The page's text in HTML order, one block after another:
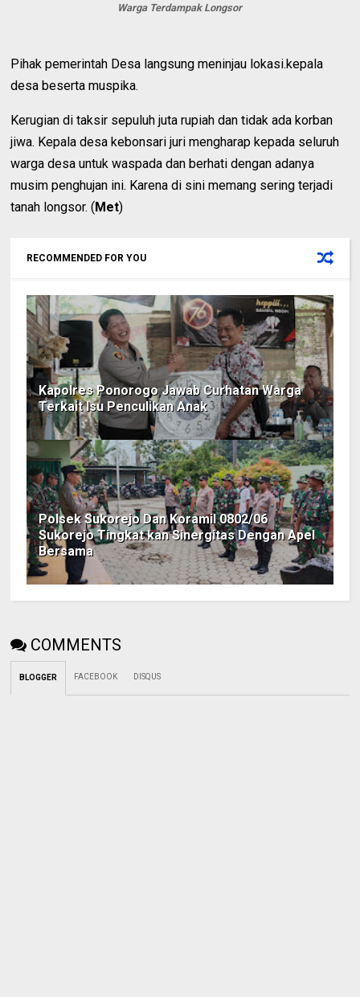
Warga Terdampak Longsor
Pihak pemerintah Desa langsung meninjau lokasi.kepala
desa beserta muspika.
Kerugian di taksir sepuluh juta rupiah dan tidak ada korban
jiwa. Kepala desa kebonsari juri mengharap kepada seluruh
warga desa untuk waspada dan berhati dengan adanya
musim penghujan ini. Karena di sini memang sering terjadi
tanah longsor. ( Met)
RECOMMENDED FOR YOU
Kapolres Ponorogo Jawab Curhatan Warga
Terkait Isu Penculikan Anak
Polsek Sukorejo Dan Koramil 0802/06
Sukorejo Tingkat kan Sinergitas Dengan Apel
Bersama
COMMENTS
BLOGGER FACEBOOK DISQUS